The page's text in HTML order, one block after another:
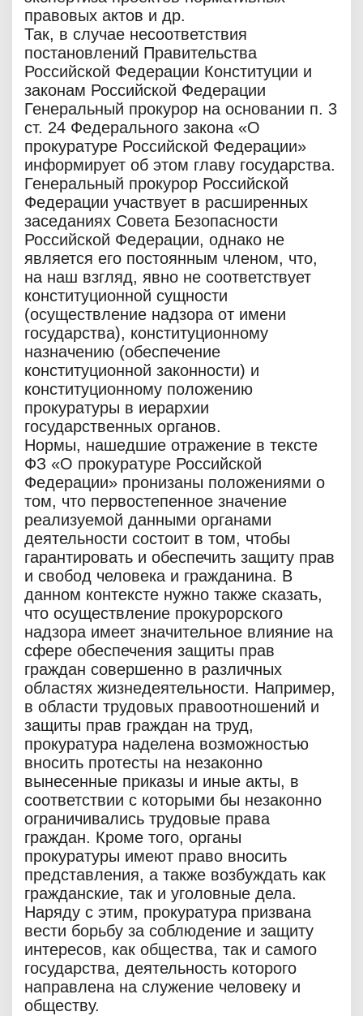
правовых актов и др.
Так, в случае несоответствия
постановлений Правительства
Российской Федерации Конституции и
законам Российской Федерации
Генеральный прокурор на основании п. 3
ст. 24 Федерального закона «О
прокуратуре Российской Федерации»
информирует об этом главу государства.
Генеральный прокурор Российской
Федерации участвует в расширенных
заседаниях Совета Безопасности
Российской Федерации, однако не
является его постоянным членом, что,
на наш взгляд, явно не соответствует
конституционной сущности
(осуществление надзора от имени
государства), конституционному
назначению (обеспечение
конституционной законности) и
конституционному положению
прокуратуры в иерархии
государственных органов.
Нормы, нашедшие отражение в тексте
ФЗ «О прокуратуре Российской
Федерации» пронизаны положениями о
том, что первостепенное значение
реализуемой данными органами
деятельности состоит в том, чтобы
гарантировать и обеспечить защиту прав
и свобод человека и гражданина. В
данном контексте нужно также сказать,
что осуществление прокурорского
надзора имеет значительное влияние на
сфере обеспечения защиты прав
граждан совершенно в различных
областях жизнедеятельности. Например,
в области трудовых правоотношений и
защиты прав граждан на труд,
прокуратура наделена возможностью
вносить протесты на незаконно
вынесенные приказы и иные акты, в
соответствии с которыми бы незаконно
ограничивались трудовые права
граждан. Кроме того, органы
прокуратуры имеют право вносить
представления, а также возбуждать как
гражданские, так и уголовные дела.
Наряду с этим, прокуратура призвана
вести борьбу за соблюдение и защиту
интересов, как общества, так и самого
государства, деятельность которого
направлена на служение человеку и
обществу.